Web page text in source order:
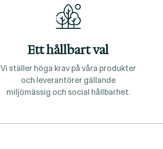
Ett hållbart val
Vi ställer höga krav på våra produkter
och leverantörer gällande
miljömässig och social hållbarhet.